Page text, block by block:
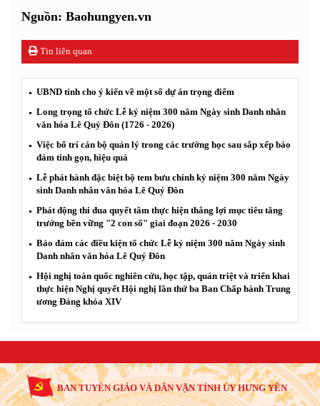
Nguồn: Baohungyen.vn
Tin liên quan
UBND tỉnh cho ý kiến về một số dự án trọng điểm
Long trọng tổ chức Lễ kỷ niệm 300 năm Ngày sinh Danh nhân
văn hóa Lê Quý Đôn (1726 - 2026)
Việc bố trí cán bộ quản lý trong các trường học sau sắp xếp bảo
đảm tinh gọn, hiệu quả
Lễ phát hành đặc biệt bộ tem bưu chính kỷ niệm 300 năm Ngày
sinh Danh nhân văn hóa Lê Quý Đôn
Phát động thi đua quyết tâm thực hiện thắng lợi mục tiêu tăng
trưởng bền vững "2 con số" giai đoạn 2026 - 2030
Bảo đảm các điều kiện tổ chức Lễ kỷ niệm 300 năm Ngày sinh
Danh nhân văn hóa Lê Quý Đôn
Hội nghị toàn quốc nghiên cứu, học tập, quán triệt và triển khai
thực hiện Nghị quyết Hội nghị lần thứ ba Ban Chấp hành Trung
ương Đảng khóa XIV
BAN TUYÊN GIÁO VÀ DÂN VẬN TỈNH ỦY HƯNG YÊN